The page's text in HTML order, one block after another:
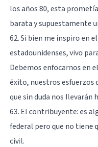
los años 80, esta
barata y supuestamente
62. Si bien me inspiro en
estadounidenses, vivo
Debemos enfocarnos en
éxito, nuestros esfuerzos
que sin duda nos llevarán
63. El contribuyente: es
federal pero que no tiene
civil.